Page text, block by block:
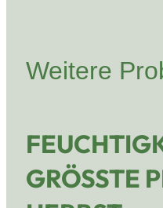
Weitere
GRÖSSTE